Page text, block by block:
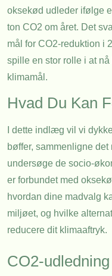
oksekød udleder ifølge
ton CO2 om året. Det
mål for CO2-reduktion i
spille en stor rolle i at
klimamål.
Hvad Du Kan
I dette indlæg vil vi
bøffer, sammenligne
undersøge de socio-
er forbundet med
hvordan dine madvalg
miljøet, og hvilke
reducere dit klimaaftryk.
CO2-